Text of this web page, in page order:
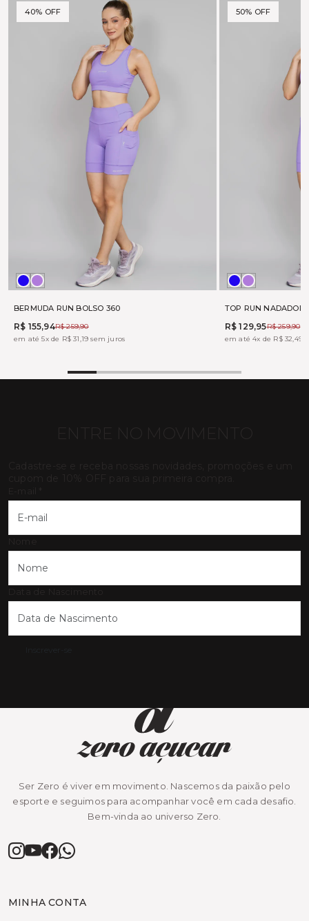
40% OFF
BERMUDA RUN BOLSO 360
R$ 155,94R$ 259,90
em até 5x de R$ 31,19 sem juros
MARINHO
LAVANDA
50% OFF
TOP RUN NADADOR
R$ 129,95R$ 259,90
em até 4x de R$ 32,49
MARINHO
LAVANDA
Ser Zero é viver em movimento. Nascemos da paixão pelo
esporte e seguimos para acompanhar você em cada desafio.
Bem-vinda ao universo Zero.
MINHA CONTA